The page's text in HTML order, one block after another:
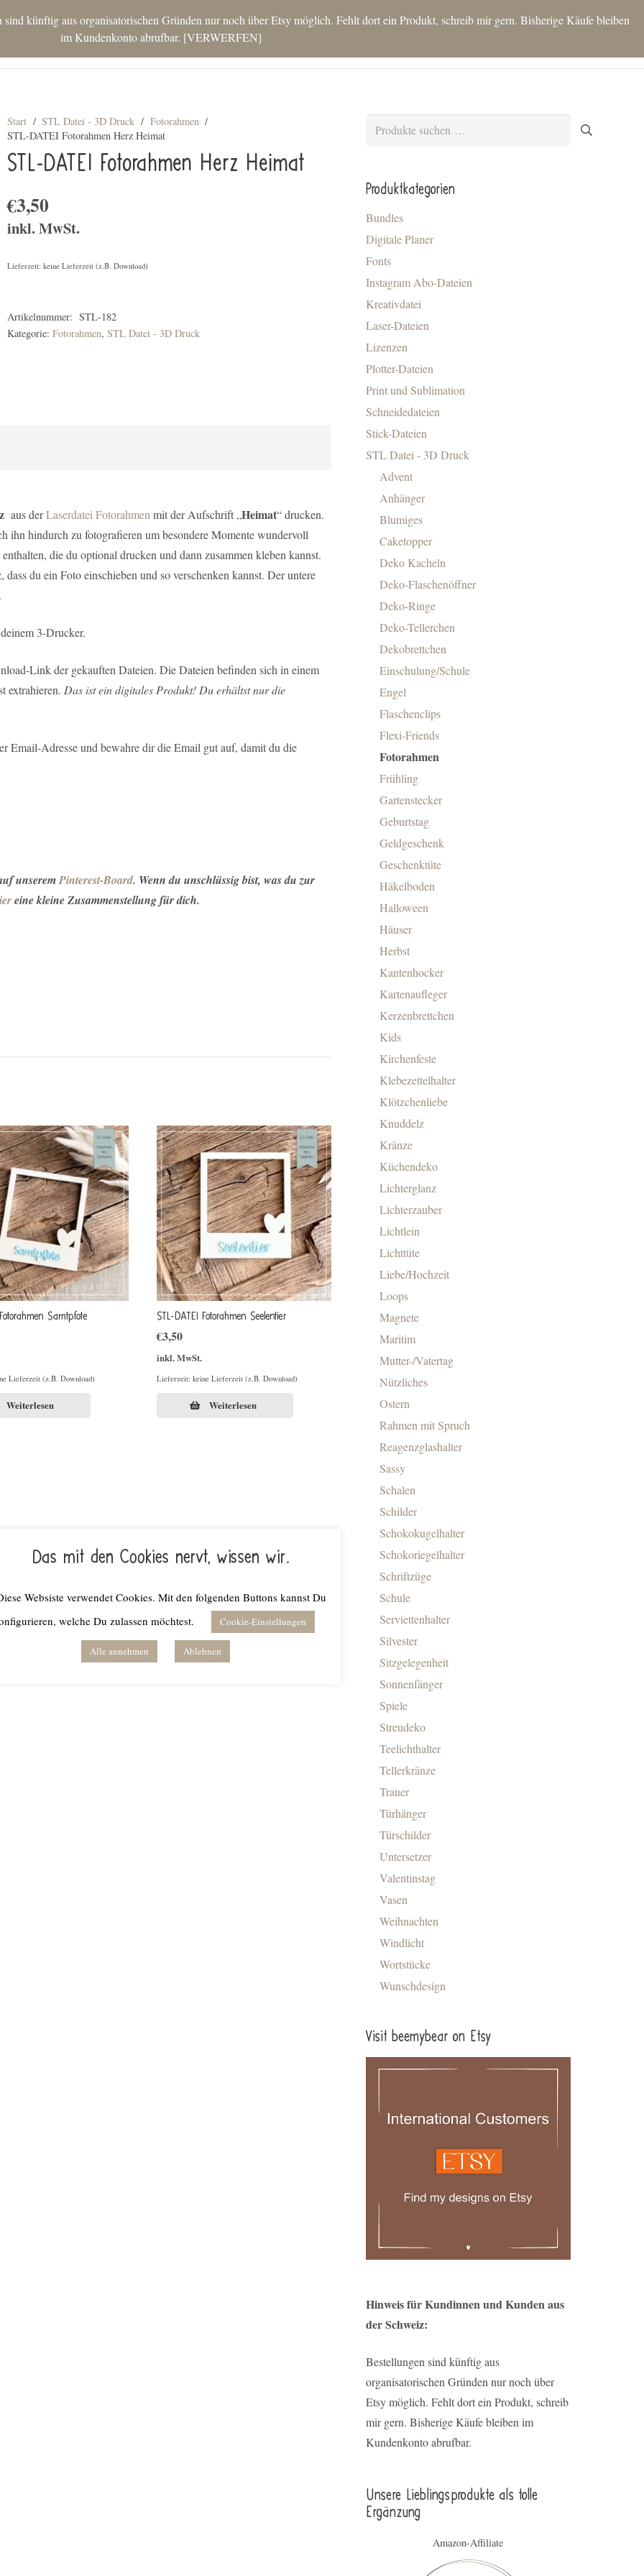
künftig aus organisatorischen Gründen nur noch über Etsy möglich. Fehlt dort ein Produkt, schreib mir gern. Bisherige Käufe bleiben
im Kundenkonto abrufbar. VERWERFEN
Start / STL Datei - 3D Druck / Fotorahmen /
STL-DATEI Fotorahmen Herz Heimat
STL-DATEI Fotorahmen Herz Heimat
€3,50
inkl. MwSt.
Lieferzeit: keine Lieferzeit (z.B. Download)
Artikelnummer: STL-182
Kategorie:Fotorahmen,STL Datei - 3D Druck
aus derLaserdatei Fotorahmenmit der Aufschrift „Heimat“ drucken.
ihn hindurch zu fotografieren um besondere Momente wundervoll
die du optional drucken und dann zusammen kleben kannst.
du ein Foto einschieben und so verschenken kannst. Der untere
3-Drucker.
Link der gekauften Dateien. Die Dateien befinden sich in einem
extrahieren. Das ist ein digitales Produkt! Du erhältst nur die
Email-Adresse und bewahre dir die Email gut auf, damit du die
unseremPinterest-Board. Wenn du unschlüssig bist, was du zur
eine kleine Zusammenstellung für dich.
Samtpfote
Lieferzeit (z.B. Download)
Weiterlesen
STL-DATEI Fotorahmen Seelentier
€3,50
inkl. MwSt.
Lieferzeit: keine Lieferzeit (z.B. Download)
Weiterlesen
Suchen
Produktkategorien
Bundles
Digitale Planer
Fonts
Instagram Abo-Dateien
Kreativdatei
Laser-Dateien
Lizenzen
Plotter-Dateien
Print und Sublimation
Schneidedateien
Stick-Dateien
STL Datei - 3D Druck
Advent
Anhänger
Blumiges
Caketopper
Deko Kacheln
Deko-Flaschenöffner
Deko-Ringe
Deko-Tellerchen
Dekobrettchen
Einschulung/Schule
Engel
Flaschenclips
Flexi-Friends
Fotorahmen
Frühling
Gartenstecker
Geburtstag
Geldgeschenk
Geschenktüte
Häkelboden
Halloween
Häuser
Herbst
Kantenhocker
Kartenaufleger
Kerzenbrettchen
Kids
Kirchenfeste
Klebezettelhalter
Klötzchenliebe
Knuddelz
Kränze
Küchendeko
Lichterglanz
Lichterzauber
Lichtlein
Lichttüte
Liebe/Hochzeit
Loops
Magnete
Maritim
Mutter-/Vatertag
Nützliches
Ostern
Rahmen mit Spruch
Reagenzglashalter
Sassy
Schalen
Schilder
Schokokugelhalter
Schokoriegelhalter
Schriftzüge
Schule
Serviettenhalter
Silvester
Sitzgelegenheit
Sonnenfänger
Spiele
Streudeko
Teelichthalter
Tellerkränze
Trauer
Türhänger
Türschilder
Untersetzer
Valentinstag
Vasen
Weihnachten
Windlicht
Wortstücke
Wunschdesign
Visit beemybear on Etsy
Hinweis für Kundinnen und Kunden aus
der Schweiz:
Bestellungen sind künftig aus
organisatorischen Gründen nur noch über
Etsy möglich. Fehlt dort ein Produkt, schreib
mir gern. Bisherige Käufe bleiben im
Kundenkonto abrufbar.
Unsere Lieblings­pro­duk­te als tolle
Ergän­zung
Amazon-Affiliate
Das mit den Cookies nervt, wissen wir.
Websiste verwendet Cookies. Mit den folgenden Buttons kannst Du
welche Du zulassen möchtest.
Cookie-Einstellungen
Alle annehmen Ablehnen